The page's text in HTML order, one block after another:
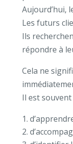
Aujourd’hui,
Les futurs
Ils
répondre à
Cela ne
Il est